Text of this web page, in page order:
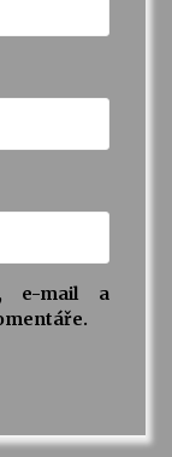
e-mail a